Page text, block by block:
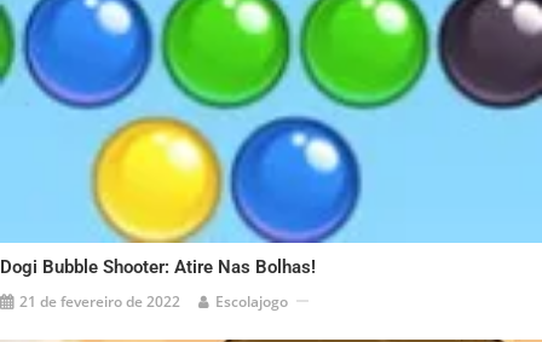
Dogi Bubble Shooter: Atire Nas Bolhas!
21 de fevereiro de 2022 Escolajogo